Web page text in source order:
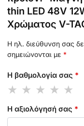
thin LED 48V
Χρώματος V-
Η ηλ. διεύθυνση σας
σημειώνονται με *
Η βαθμολογία σας *
Η αξιολόγησή σας *